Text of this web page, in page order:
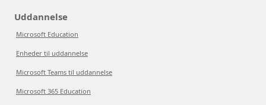
Uddannelse
Microsoft Education
Enheder til uddannelse
Microsoft Teams til uddannelse
Microsoft 365 Education